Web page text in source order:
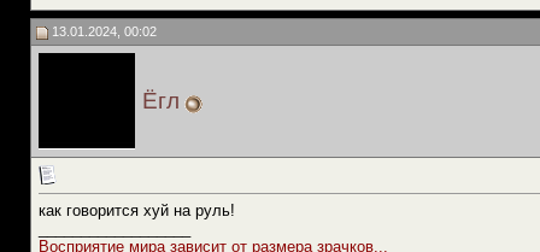
13.01.2024, 00:02
Ёгл
как говорится хуй на руль!
Восприятие мира зависит от размера зрачков...